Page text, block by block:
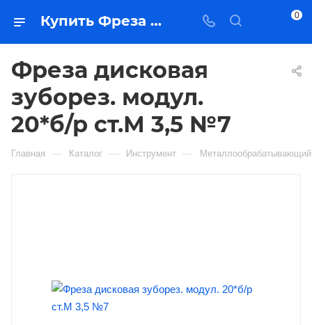
Купить Фреза дисковая зуборез. модул. 20*б/р ст.М 3,5 №7 в Якутске — цена, характеристики, подбор | Востоктехторг 0
Фреза дисковая
зуборез. модул.
20*б/р ст.М 3,5 №7
Главная — Каталог — Инструмент — Металлообрабатывающий